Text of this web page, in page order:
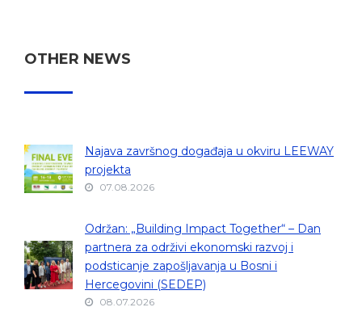
OTHER NEWS
Najava završnog događaja u okviru LEEWAY
projekta
07.08.2026
Održan: „Building Impact Together“ – Dan
partnera za održivi ekonomski razvoj i
podsticanje zapošljavanja u Bosni i
Hercegovini (SEDEP)
08.07.2026